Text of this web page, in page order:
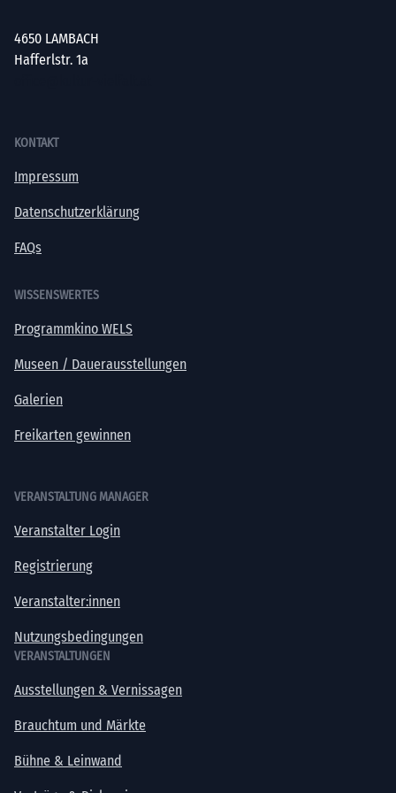
4650 LAMBACH
Hafferlstr. 1a
KONTAKT
Impressum
Datenschutzerklärung
FAQs
WISSENSWERTES
Programmkino WELS
Museen / Dauerausstellungen
Galerien
Freikarten gewinnen
VERANSTALTUNG MANAGER
Veranstalter Login
Registrierung
Veranstalter:innen
Nutzungsbedingungen
VERANSTALTUNGEN
Ausstellungen & Vernissagen
Brauchtum und Märkte
Bühne & Leinwand